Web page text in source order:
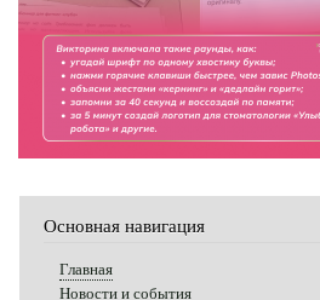
Основная навигация
Главная
Новости и события